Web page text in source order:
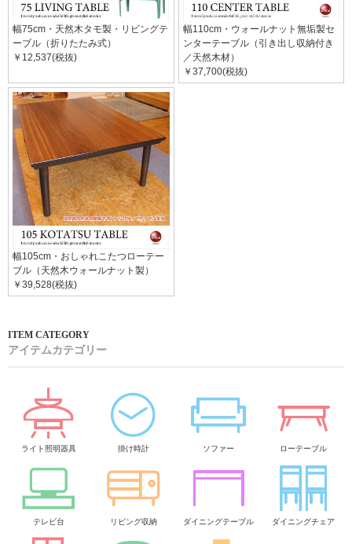
幅75cm・天然木タモ製・リビングテ
ーブル（折りたたみ式）
￥12,537(税抜)
幅110cm・ウォールナット無垢製セ
ンターテーブル（引き出し収納付き
／天然木材）
￥37,700(税抜)
幅105cm・おしゃれこたつローテー
ブル（天然木ウォールナット製）
￥39,528(税抜)
アイテムカテゴリー
ライト照明器具 掛け時計 ソファー ローテーブル
テレビ台 リビング収納 ダイニングテーブル ダイニングチェア